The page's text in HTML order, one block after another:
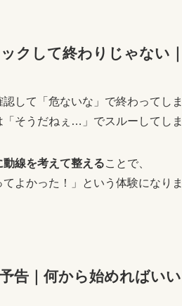
クして終わりじゃない
認して「危ないな」で終わってしま
「そうだねぇ…」でスルーしてしま
動線を考えて整えることで、
てよかった！」という体験になりま
告｜何から始めればい